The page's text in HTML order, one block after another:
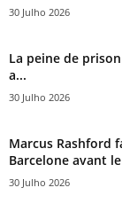
30 Julho 2026
La peine de
a...
30 Julho 2026
Marcus Rashford
Barcelone avant
30 Julho 2026